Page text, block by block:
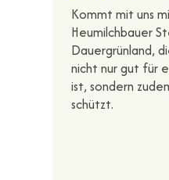
Kommt mit uns
Heumilchbauer
Dauergrünland,
nicht nur gut für
ist, sondern
schützt.